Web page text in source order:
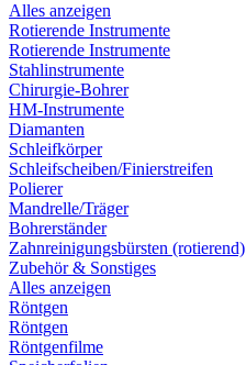
Alles anzeigen
Rotierende Instrumente
Rotierende Instrumente
Stahlinstrumente
Chirurgie-Bohrer
HM-Instrumente
Diamanten
Schleifkörper
Schleifscheiben/Finierstreifen
Polierer
Mandrelle/Träger
Bohrerständer
Zahnreinigungsbürsten (rotierend)
Zubehör & Sonstiges
Alles anzeigen
Röntgen
Röntgen
Röntgenfilme